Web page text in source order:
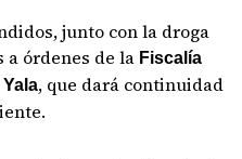
junto con la droga
a órdenes de la Fiscalía
, que dará continuidad